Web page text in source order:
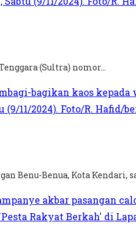
(Sultra) nomor...
Benu-Benua, Kota Kendari,